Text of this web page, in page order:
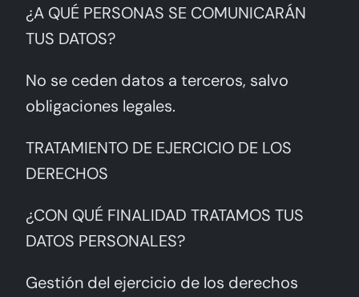
¿A QUÉ PERSONAS SE COMUNICARÁN
TUS DATOS?
No se ceden datos a terceros, salvo
obligaciones legales.
TRATAMIENTO DE EJERCICIO DE LOS
DERECHOS
¿CON QUÉ FINALIDAD TRATAMOS TUS
DATOS PERSONALES?
Gestión del ejercicio de los derechos